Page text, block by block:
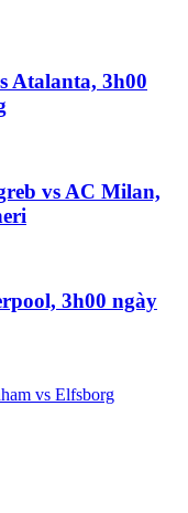
Atalanta, 3h00
vs AC Milan,
3h00 ngày
vs Elfsborg